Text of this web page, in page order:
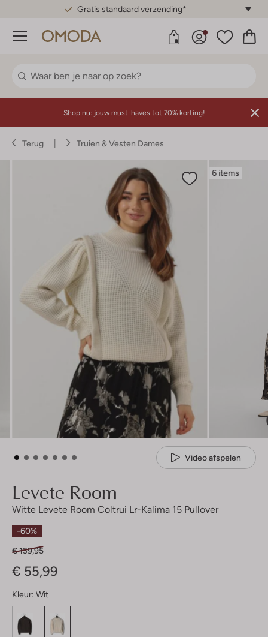
Gratis standaard verzending*
Menu
Shop nu: jouw must-haves tot 70% korting!
Terug Truien & Vesten Dames
6 items
Video afspelen
Levete Room
Witte Levete Room Coltrui Lr-Kalima 15 Pullover
-60%
€ 139,95
€ 55,99
Kleur: Wit